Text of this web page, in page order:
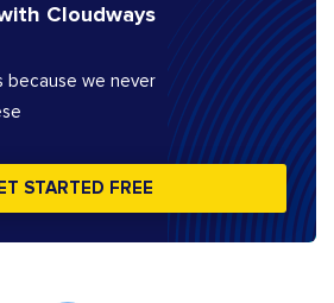
Cloudways
because we never
STARTED FREE